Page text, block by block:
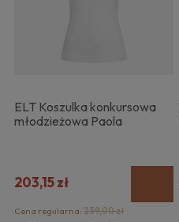
ELT Koszulka konkursowa
młodzieżowa Paola
203,15 zł
Cena regularna: 239,00 zł